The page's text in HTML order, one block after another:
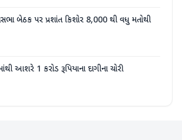
બેઠક પર પ્રશાંત કિશોર 8,000 થી વધુ મતોથી
આશરે 1 કરોડ રૂપિયાના દાગીના ચોરી